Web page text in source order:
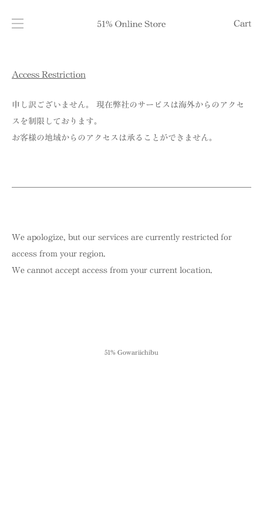
Cart
Access Restriction
申し訳ございません。 現在弊社のサービスは海外からのアクセ
スを制限しております。
お客様の地域からのアクセスは承ることができません。
We apologize, but our services are currently restricted for
access from your region.
We cannot accept access from your current location.
51% Gowariichibu